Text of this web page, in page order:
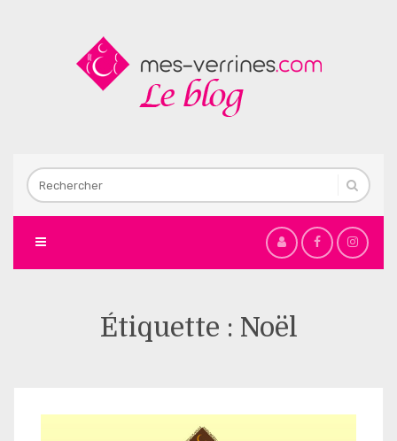
Étiquette : Noël